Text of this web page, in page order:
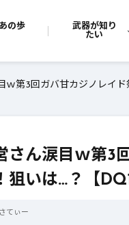
の歩
武器が知り
たい
ｗ第3回ガバ甘カジノレイ
さん涙目ｗ第3
いは…？【
てぃー